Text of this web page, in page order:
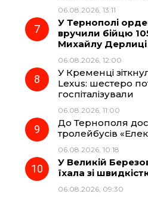
06.08.2026, 13:11
У Тернополі
вручили бійцю
Михайлу Дерлиці
06.08.2026, 12:00
У Кременці
Lexus: шестеро
госпіталізували
06.08.2026, 11:00
До Тернополя
тролейбусів
06.08.2026, 10:18
У Великій
їхала зі
06.08.2026, 09:30